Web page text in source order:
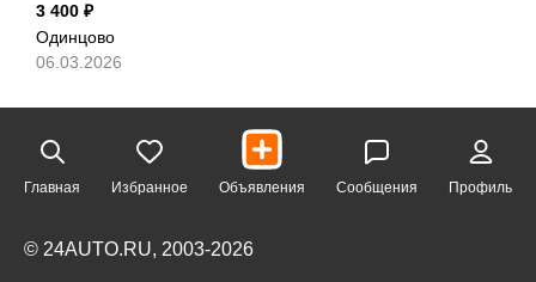
3 400
Одинцово
06.03.2026
Главная Избранное Объявления Сообщения Профиль
© 24AUTO.RU, 2003-2026